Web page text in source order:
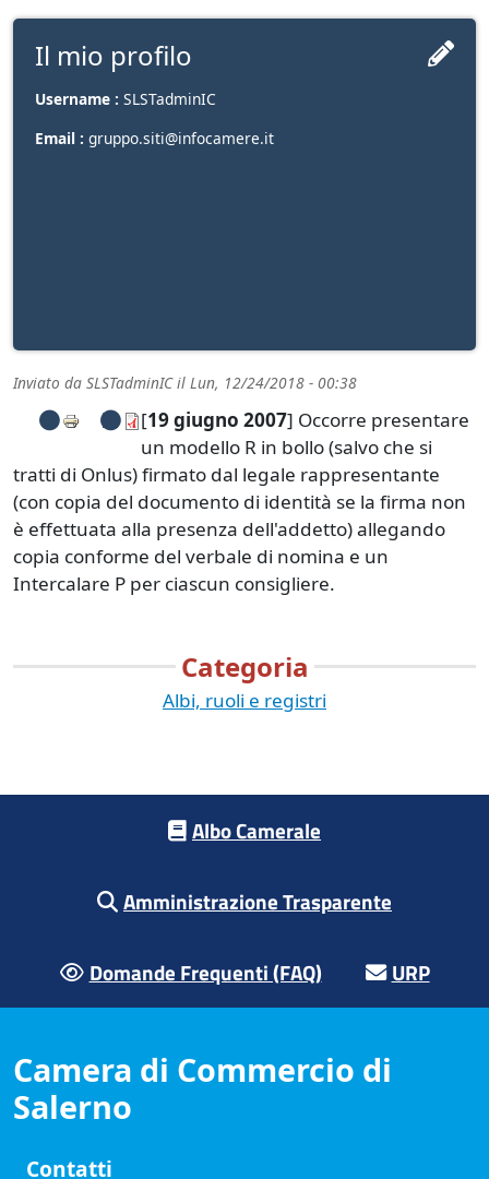
Il mio profilo
Username : SLSTadminIC
Email : gruppo.siti@infocamere.it
Inviato da SLSTadminICil Lun, 12/24/2018 - 00:38
[19 giugno 2007] Occorre presentare
un modello R in bollo (salvo che si
tratti di Onlus) firmato dal legale rappresentante
(con copia del documento di identità se la firma non
è effettuata alla presenza dell'addetto) allegando
copia conforme del verbale di nomina e un
Intercalare P per ciascun consigliere.
Categoria
Albi, ruoli e registri
Albo Camerale
Amministrazione Trasparente
Domande Frequenti (FAQ) URP
Camera di Commercio di
Salerno
Contatti